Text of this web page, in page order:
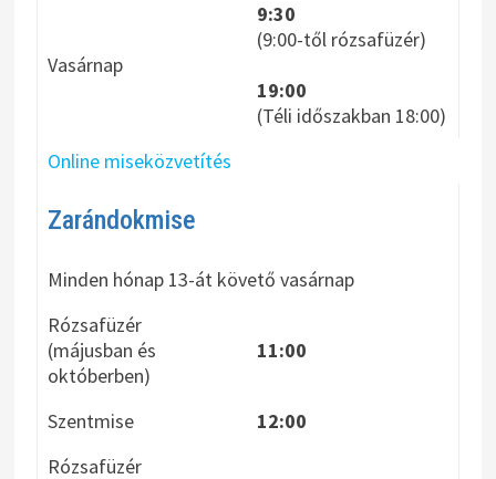
Vasárnap
9:30
(9:00-től rózsafüzér)
19:00
(Téli időszakban 18:00)
Online miseközvetítés
Zarándokmise
Minden hónap 13-át követő vasárnap
Rózsafüzér
(májusban és
októberben)
11:00
Szentmise
12:00
Rózsafüzér